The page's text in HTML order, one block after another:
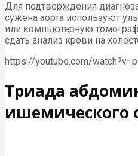
Для подтверждения
сужена аорта используют
или компьютерную
сдать анализ крови на
https://youtube.com/
Триада
ишемического